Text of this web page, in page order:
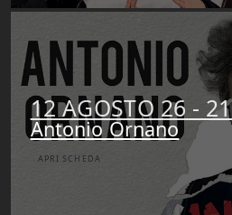
12 AGOSTO 26 -
Antonio Ornano
APRI SCHEDA